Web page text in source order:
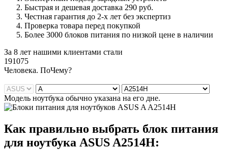
Быстрая и дешевая доставка 290 руб.
Честная гарантия до 2-х лет без экспертиз
Проверка товара перед покупкой
Более 3000 блоков питания по низкой цене в наличии
За 8 лет нашими клиентами стали
191075
Человека. ПоЧему?
Модель ноутбука обычно указана на его дне.
Как правильно выбрать блок питания
для ноутбука ASUS A2514H: